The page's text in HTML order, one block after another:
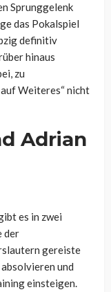
Sprunggelenk
das Pokalspiel
definitiv
hinaus
zu
Weiteres“ nicht
Adrian
es in zwei
der
gereiste
und
einsteigen.